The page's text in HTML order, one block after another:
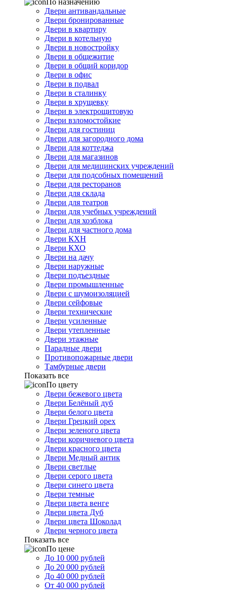
По назначению
Двери антивандальные
Двери бронированные
Двери в квартиру
Двери в котельную
Двери в новостройку
Двери в общежитие
Двери в общий коридор
Двери в офис
Двери в подвал
Двери в сталинку
Двери в хрущевку
Двери в электрощитовую
Двери взломостойкие
Двери для гостиниц
Двери для загородного дома
Двери для коттеджа
Двери для магазинов
Двери для медицинских учреждений
Двери для подсобных помещений
Двери для ресторанов
Двери для склада
Двери для театров
Двери для учебных учреждений
Двери для хозблока
Двери для частного дома
Двери КХН
Двери КХО
Двери на дачу
Двери наружные
Двери подъездные
Двери промышленные
Двери с шумоизоляцией
Двери сейфовые
Двери технические
Двери усиленные
Двери утепленные
Двери этажные
Парадные двери
Противопожарные двери
Тамбурные двери
Показать все
По цвету
Двери бежевого цвета
Двери Белёный дуб
Двери белого цвета
Двери Грецкий орех
Двери зеленого цвета
Двери коричневого цвета
Двери красного цвета
Двери Медный антик
Двери светлые
Двери серого цвета
Двери синего цвета
Двери темные
Двери цвета венге
Двери цвета Дуб
Двери цвета Шоколад
Двери черного цвета
Показать все
По цене
До 10 000 рублей
До 20 000 рублей
До 40 000 рублей
От 40 000 рублей